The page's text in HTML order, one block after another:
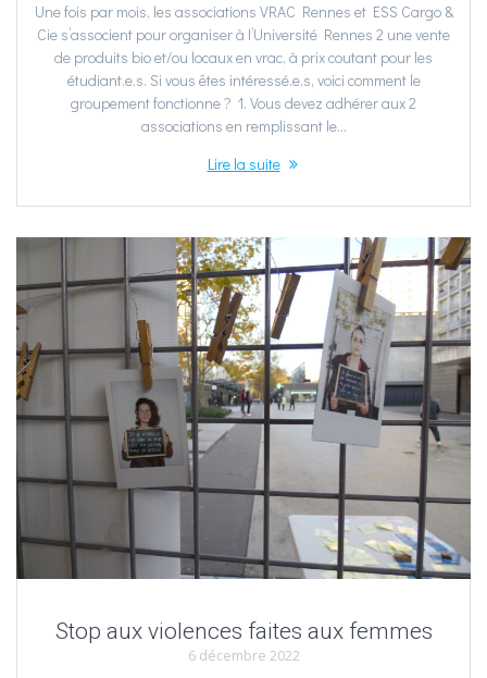
Une fois par mois, les associations VRAC Rennes et ESS Cargo &
Cie s’associent pour organiser à l’Université Rennes 2 une vente
de produits bio et/ou locaux en vrac, à prix coutant pour les
étudiant.e.s. Si vous êtes intéressé.e.s, voici comment le
groupement fonctionne ? 1. Vous devez adhérer aux 2
associations en remplissant le…
Lire la suite
Stop aux violences faites aux femmes
6 décembre 2022